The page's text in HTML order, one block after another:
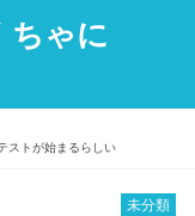
ちゃに
ストが始まるらしい
未分類